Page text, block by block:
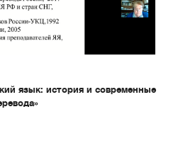
язык: история и современные